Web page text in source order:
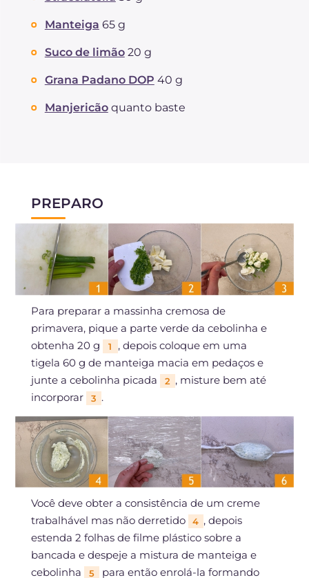
Manteiga 65 g
Suco de limão 20 g
Grana Padano DOP 40 g
Manjericão quanto baste
PREPARO
Para preparar a massinha cremosa de
primavera, pique a parte verde da cebolinha e
obtenha 20 g
1
, depois coloque em uma
tigela 60 g de manteiga macia em pedaços e
junte a cebolinha picada
2 , misture bem até
incorporar
3 .
Você deve obter a consistência de um creme
trabalhável mas não derretido
4 , depois
estenda 2 folhas de filme plástico sobre a
bancada e despeje a mistura de manteiga e
cebolinha
5 para então enrolá-la formando